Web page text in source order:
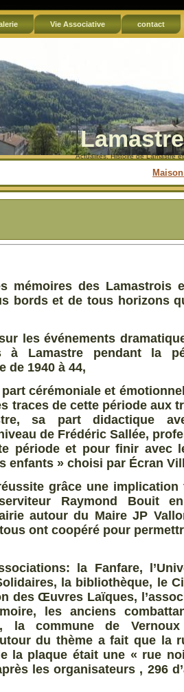
Vie Associative contact
Actualités, Histoire de Lamastre
mémoires des Lamastrois
bords et de tous horizons
les événements
à Lamastre pendant la
de 1940 à 44,
cérémoniale et
traces de cette période aux
sa part didactique
de Frédéric Sallée,
période et pour finir avec
enfants » choisi par Écran
grâce une implication
Raymond Bouit
autour du Maire JP
ont coopéré pour
la Fanfare,
la bibliothèque, le
des Œuvres Laïques,
les anciens
la commune de
du thème a fait que la
la plaque était une « rue
les organisateurs , 296